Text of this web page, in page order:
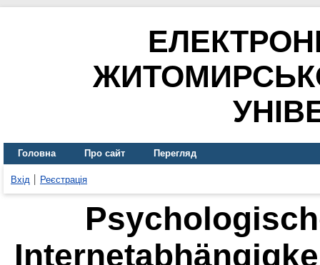
Головна Про сайт Перегляд
Вхід Реєстрація